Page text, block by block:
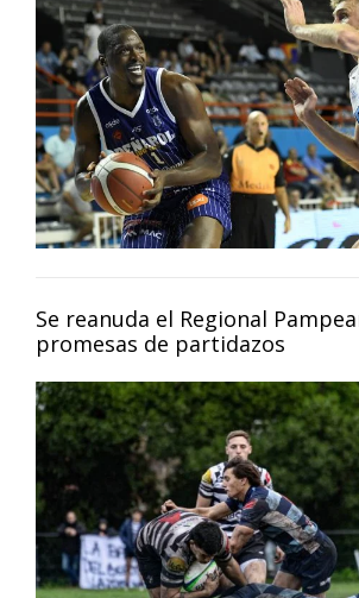
Se reanuda el Regional
promesas de partidazos